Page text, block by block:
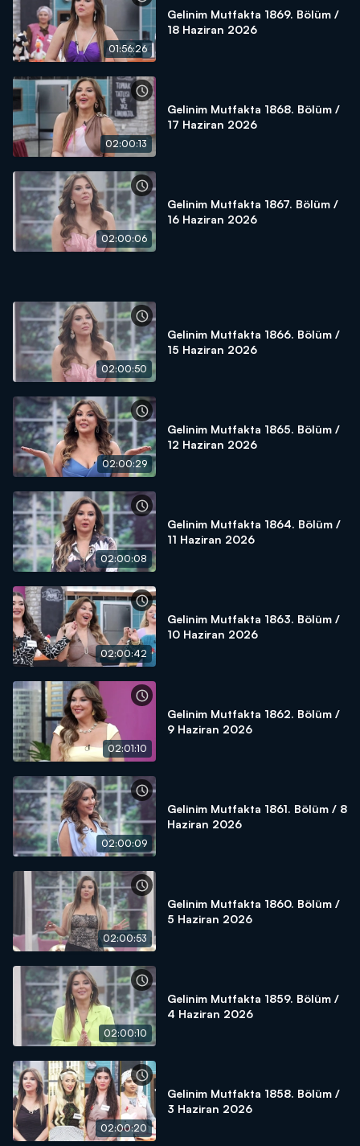
01:56:26
Gelinim Mutfakta 1869. Bölüm /
18 Haziran 2026
02:00:13
Gelinim Mutfakta 1868. Bölüm /
17 Haziran 2026
02:00:06
Gelinim Mutfakta 1867. Bölüm /
16 Haziran 2026
02:00:50
Gelinim Mutfakta 1866. Bölüm /
15 Haziran 2026
02:00:29
Gelinim Mutfakta 1865. Bölüm /
12 Haziran 2026
02:00:08
Gelinim Mutfakta 1864. Bölüm /
11 Haziran 2026
02:00:42
Gelinim Mutfakta 1863. Bölüm /
10 Haziran 2026
02:01:10
Gelinim Mutfakta 1862. Bölüm /
9 Haziran 2026
02:00:09
Gelinim Mutfakta 1861. Bölüm / 8
Haziran 2026
02:00:53
Gelinim Mutfakta 1860. Bölüm /
5 Haziran 2026
02:00:10
Gelinim Mutfakta 1859. Bölüm /
4 Haziran 2026
02:00:20
Gelinim Mutfakta 1858. Bölüm /
3 Haziran 2026